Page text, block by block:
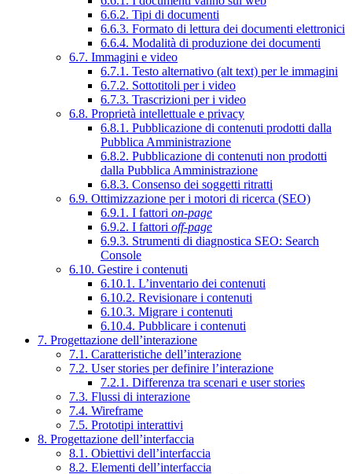
6.6.2. Tipi di documenti
6.6.3. Formato di lettura dei documenti elettronici
6.6.4. Modalità di produzione dei documenti
6.7. Immagini e video
6.7.1. Testo alternativo (alt text) per le immagini
6.7.2. Sottotitoli per i video
6.7.3. Trascrizioni per i video
6.8. Proprietà intellettuale e privacy
6.8.1. Pubblicazione di contenuti prodotti dalla
Pubblica Amministrazione
6.8.2. Pubblicazione di contenuti non prodotti
dalla Pubblica Amministrazione
6.8.3. Consenso dei soggetti ritratti
6.9. Ottimizzazione per i motori di ricerca (SEO)
6.9.1. I fattori on-page
6.9.2. I fattori off-page
6.9.3. Strumenti di diagnostica SEO: Search
Console
6.10. Gestire i contenuti
6.10.1. L’inventario dei contenuti
6.10.2. Revisionare i contenuti
6.10.3. Migrare i contenuti
6.10.4. Pubblicare i contenuti
7. Progettazione dell’interazione
7.1. Caratteristiche dell’interazione
7.2. User stories per definire l’interazione
7.2.1. Differenza tra scenari e user stories
7.3. Flussi di interazione
7.4. Wireframe
7.5. Prototipi interattivi
8. Progettazione dell’interfaccia
8.1. Obiettivi dell’interfaccia
8.2. Elementi dell’interfaccia